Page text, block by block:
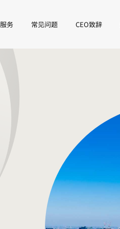
服务 常见问题 CEO致辞